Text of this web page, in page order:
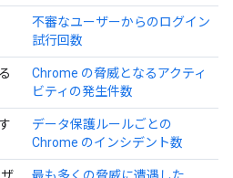
不審なユーザーからのログイン
試行回数
Chrome の脅威となるアクティ
ビティの発生件数
データ保護ルールごとの
Chrome のインシデント数